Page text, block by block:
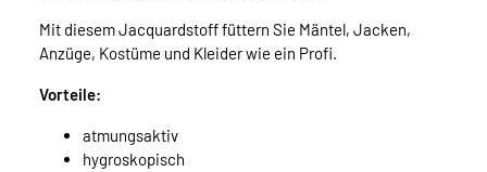
Mit diesem Jacquardstoff füttern Sie Mäntel, Jacken,
Anzüge, Kostüme und Kleider wie ein Profi.
Vorteile:
atmungsaktiv
hygroskopisch